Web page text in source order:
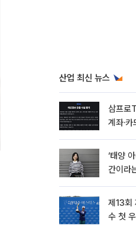
산업 최신 뉴스
삼프로
계좌·
‘태양
간이라
뷰]
제13회
수 첫